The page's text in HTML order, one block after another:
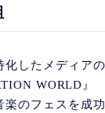
化したメディアの
WORLD』
楽のフェスを成功